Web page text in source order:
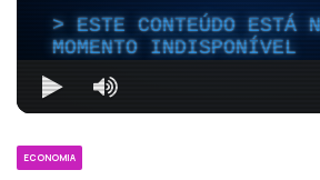
ESTE CONTEÚDO ESTÁ
MOMENTO INDISPONÍVEL
ECONOMIA